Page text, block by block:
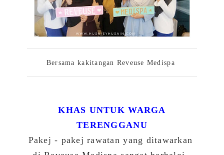
Bersama kakitangan Reveuse Medispa
KHAS UNTUK WARGA
TERENGGANU
Pakej - pakej rawatan yang ditawarkan